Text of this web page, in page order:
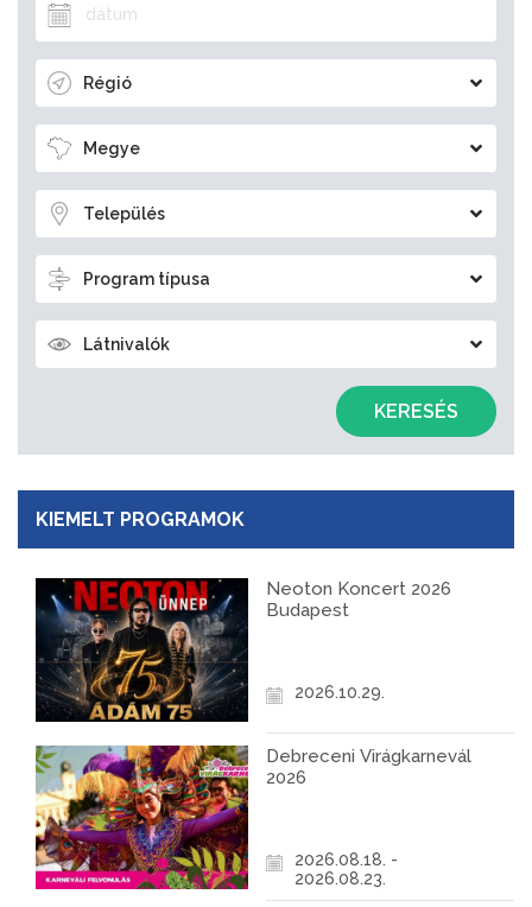
Régió
Megye
Település
Program típusa
Látnivalók
KERESÉS
KIEMELT PROGRAMOK
Neoton Koncert 2026
Budapest
2026.10.29.
Debreceni Virágkarnevál
2026
2026.08.18. -
2026.08.23.